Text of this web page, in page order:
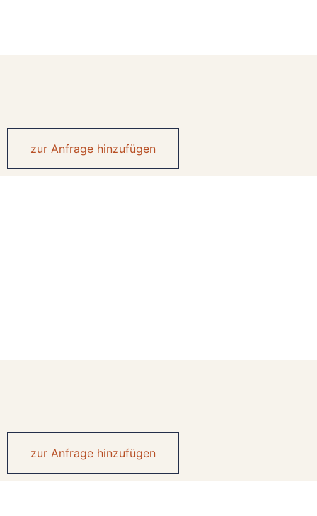
zur Anfrage hinzufügen
zur Anfrage hinzufügen